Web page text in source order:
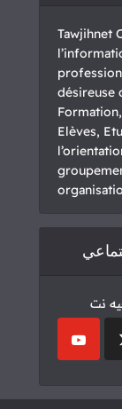
Tawjihnet
désireuse
Elèves,
نت